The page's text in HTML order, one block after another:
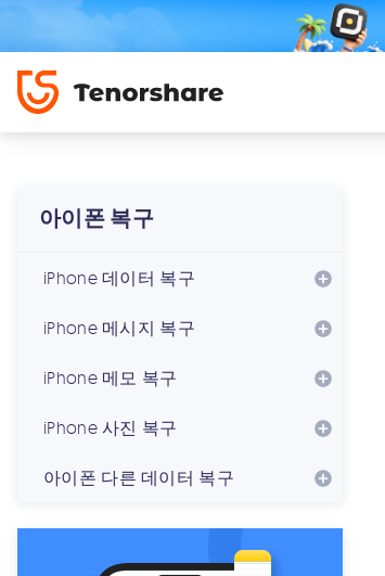
아이폰 복구
iPhone 데이터 복구
iPhone 메시지 복구
iPhone 메모 복구
iPhone 사진 복구
아이폰 다른 데이터 복구